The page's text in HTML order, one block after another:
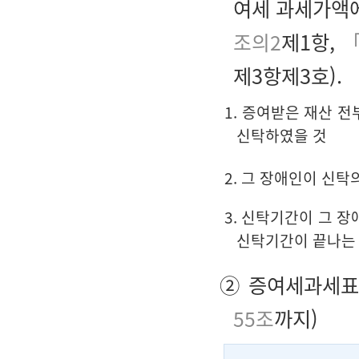
여세 과세가액
조의2제1항,
제3항제3호).
1. 증여받은 재산
신탁하였을 것
2. 그 장애인이 신탁
3. 신탁기간이 그 장
신탁기간이 끝나
② 증여세과세
55조까지)